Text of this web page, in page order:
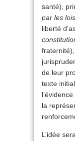
santé),
par les
liberté
de leur
texte
la
L’idée